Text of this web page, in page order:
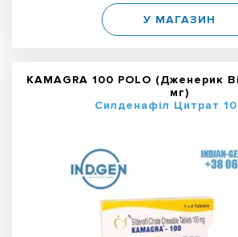
У МАГАЗИН
KAMAGRA 100 POLO (Дженерик
мг)
Силденафіл Цитрат